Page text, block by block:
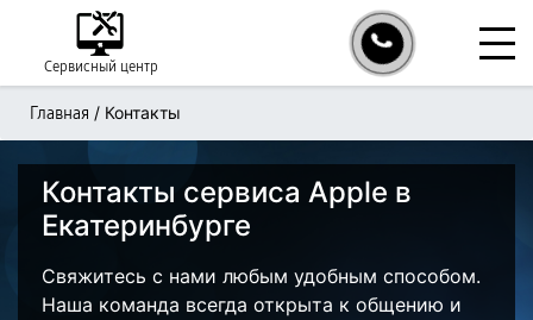
Сервисный центр
Главная / Контакты
Контакты сервиса Apple в
Екатеринбурге
Свяжитесь с нами любым удобным способом.
Наша команда всегда открыта к общению и